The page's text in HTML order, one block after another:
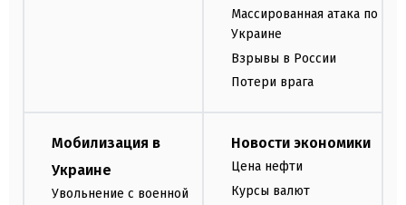
Массированная атака по
Украине
Взрывы в России
Потери врага
Мобилизация в
Украине
Увольнение с военной
Новости экономики
Цена нефти
Курсы валют